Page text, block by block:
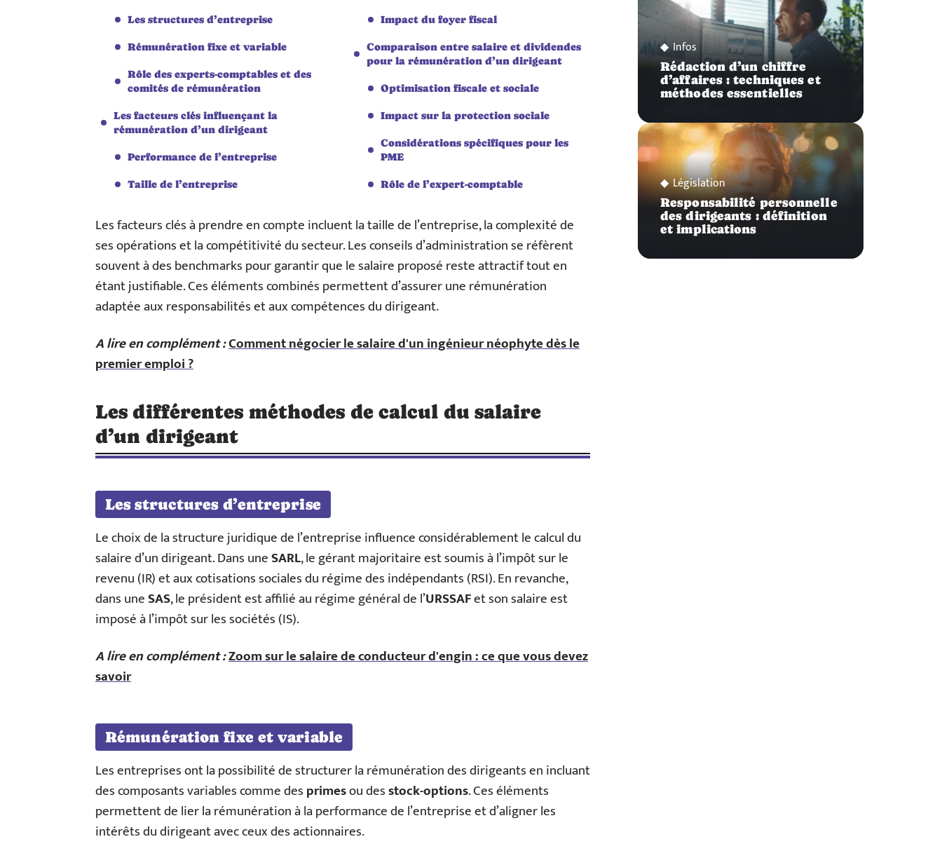
Les structures d’entreprise
Rémunération fixe et variable
Rôle des experts-comptables et des
comités de rémunération
Les facteurs clés influençant la
rémunération d’un dirigeant
Performance de l’entreprise
Taille de l’entreprise
Impact du foyer fiscal
Comparaison entre salaire et dividendes
pour la rémunération d’un dirigeant
Optimisation fiscale et sociale
Impact sur la protection sociale
Considérations spécifiques pour les
PME
Rôle de l’expert-comptable
Les facteurs clés à prendre en compte incluent la taille de l’entreprise, la complexité de
ses opérations et la compétitivité du secteur. Les conseils d’administration se réfèrent
souvent à des benchmarks pour garantir que le salaire proposé reste attractif tout en
étant justifiable. Ces éléments combinés permettent d’assurer une rémunération
adaptée aux responsabilités et aux compétences du dirigeant.
A lire en complément :Comment négocier le salaire d'un ingénieur néophyte dès le
premier emploi ?
Les différentes méthodes de calcul du salaire
d’un dirigeant
Les structures d’entreprise
Le choix de la structure juridique de l’entreprise influence considérablement le calcul du
salaire d’un dirigeant. Dans uneSARL, le gérant majoritaire est soumis à l’impôt sur le
revenu (IR) et aux cotisations sociales du régime des indépendants (RSI). En revanche,
dans uneSAS, le président est affilié au régime général de l’URSSAFet son salaire est
imposé à l’impôt sur les sociétés (IS).
A lire en complément :Zoom sur le salaire de conducteur d'engin : ce que vous devez
savoir
Rémunération fixe et variable
Les entreprises ont la possibilité de structurer la rémunération des dirigeants en incluant
des composants variables comme desprimesou desstock-options. Ces éléments
permettent de lier la rémunération à la performance de l’entreprise et d’aligner les
intérêts du dirigeant avec ceux des actionnaires.
Infos
Rédaction d’un chiffre
d’affaires : techniques et
méthodes essentielles
Législation
Responsabilité personnelle
des dirigeants : définition
et implications